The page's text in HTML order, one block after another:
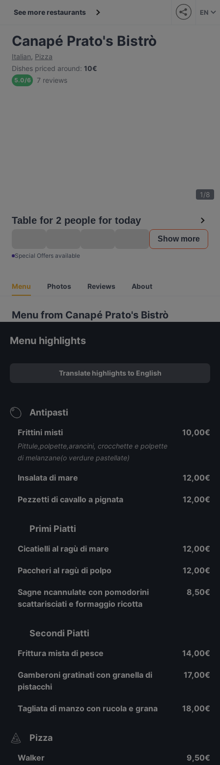
See more restaurants EN
Canapé Prato's Bistrò
Italian, Pizza
Dishes priced around: 10€
5.0/6 7 reviews
1/8
Table for 2 people for today
Show more
Special Offers available
Menu Photos Reviews About
Menu from Canapé Prato's Bistrò
Menu highlights
Translate highlights to English
Antipasti
Frittini misti
Pittule,polpette,arancini, crocchette e polpette
di melanzane(o verdure pastellate)
10,00€
Insalata di mare 12,00€
Pezzetti di cavallo a pignata 12,00€
Primi Piatti
Cicatielli al ragù di mare 12,00€
Paccheri al ragù di polpo 12,00€
Sagne ncannulate con pomodorini
scattarisciati e formaggio ricotta
8,50€
Secondi Piatti
Frittura mista di pesce 14,00€
Gamberoni gratinati con granella di
pistacchi
17,00€
Tagliata di manzo con rucola e grana 18,00€
Pizza
Walker 9,50€